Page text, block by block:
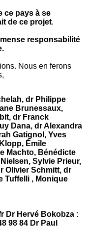
ce pays à se
de ce projet.
responsabilité
Nous en ferons
dr Philippe
Brunessaux,
dr Franck
Dana, dr Alexandra
Gatignol, Yves
Émile
Machto, Bénédicte
Sylvie Prieur,
Olivier Schmitt, dr
Tuffelli , Monique
Dr Hervé Bokobza :
98 84 Dr Paul